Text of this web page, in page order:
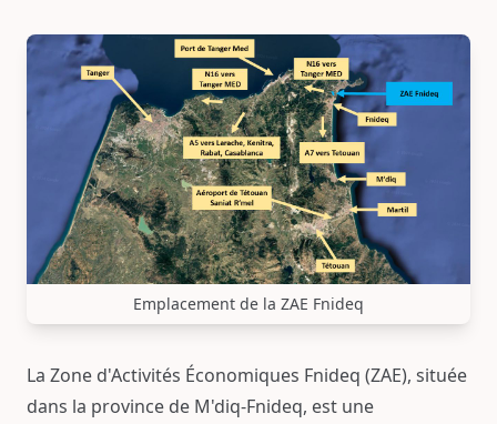
Emplacement de la ZAE Fnideq
La Zone d'Activités Économiques Fnideq (ZAE), située
dans la province de M'diq-Fnideq, est une